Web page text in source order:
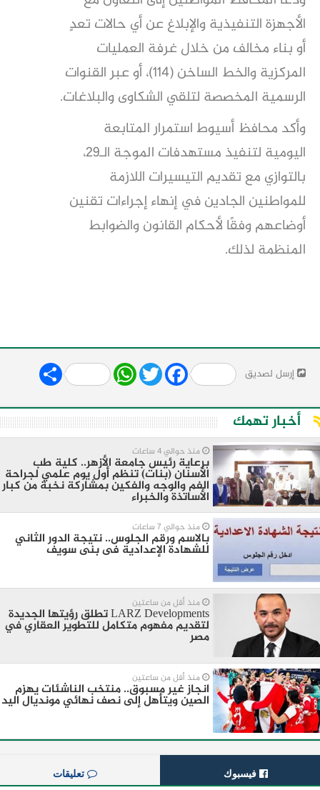
الأجهزة التنفيذية والإبلاغ عن أي حالات تعدٍ
أو بناء مخالف من خلال غرفة العمليات
المركزية والخط الساخن (114)، أو عبر القنوات
الرسمية المخصصة لتلقي الشكاوى والبلاغات.
وأكد محافظ أسيوط استمرار المتابعة
اليومية لتنفيذ مستهدفات الموجة الـ29،
بالتوازي مع تقديم التيسيرات اللازمة
للمواطنين الجادين في إنهاء إجراءات تقنين
أوضاعهم وفقًا لأحكام القانون والضوابط
المنظمة لذلك.
إرسل لصديق Share WhatsApp
Twitter Facebook
أخبار تهمك
منذ حوالي 4 ساعات
برعاية رئيس جامعة الأزهر.. كلية طب
الأسنان (بنات) تنظم أول يوم علمي لجراحة
الفم والوجه والفكين بمشاركة نخبة من كبار
الأساتذة والخبراء
منذ حوالي 7 ساعات
بالاسم ورقم الجلوس.. نتيجة الدور الثاني
للشهادة الإعدادية فى بنى سويف
منذ أقل من ساعتين
LARZ Developments تطلق رؤيتها الجديدة
لتقديم مفهوم متكامل للتطوير العقاري في
مصر
منذ أقل من ساعتين
انجاز غير مسبوق.. منتخب الناشئات يهزم
الصين ويتأهل إلى نصف نهائي مونديال اليد
فيسبوك تعليقات